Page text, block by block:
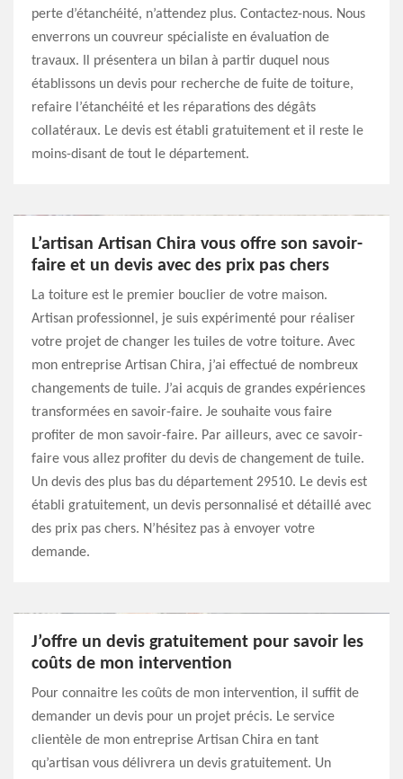
perte d’étanchéité, n’attendez plus. Contactez-nous. Nous
enverrons un couvreur spécialiste en évaluation de
travaux. Il présentera un bilan à partir duquel nous
établissons un devis pour recherche de fuite de toiture,
refaire l’étanchéité et les réparations des dégâts
collatéraux. Le devis est établi gratuitement et il reste le
moins-disant de tout le département.
L’artisan Artisan Chira vous offre son savoir-
faire et un devis avec des prix pas chers
La toiture est le premier bouclier de votre maison.
Artisan professionnel, je suis expérimenté pour réaliser
votre projet de changer les tuiles de votre toiture. Avec
mon entreprise Artisan Chira, j’ai effectué de nombreux
changements de tuile. J’ai acquis de grandes expériences
transformées en savoir-faire. Je souhaite vous faire
profiter de mon savoir-faire. Par ailleurs, avec ce savoir-
faire vous allez profiter du devis de changement de tuile.
Un devis des plus bas du département 29510. Le devis est
établi gratuitement, un devis personnalisé et détaillé avec
des prix pas chers. N’hésitez pas à envoyer votre
demande.
J’offre un devis gratuitement pour savoir les
coûts de mon intervention
Pour connaitre les coûts de mon intervention, il suffit de
demander un devis pour un projet précis. Le service
clientèle de mon entreprise Artisan Chira en tant
qu’artisan vous délivrera un devis gratuitement. Un